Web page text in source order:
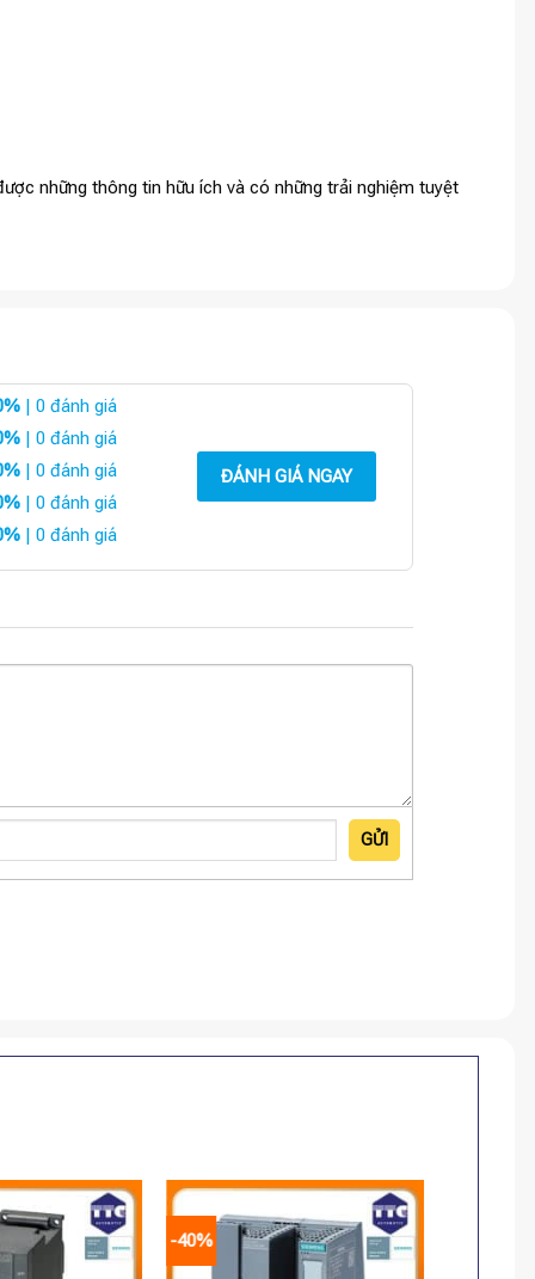
những thông tin hữu ích và có những trải nghiệm tuyệt
| 0 đánh giá
| 0 đánh giá
| 0 đánh giá
| 0 đánh giá
| 0 đánh giá
ĐÁNH GIÁ NGAY
GỬI
-40%